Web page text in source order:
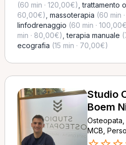
(60 min · 120,00€) ,trattamento
60,00€) massoterapia (60 min
linfodrenaggio (60 min ·
min · 80,00€) ,terapia manuale
ecografia (15 min · 70,00€)
Studio
Boem
Osteopata,
MCB,